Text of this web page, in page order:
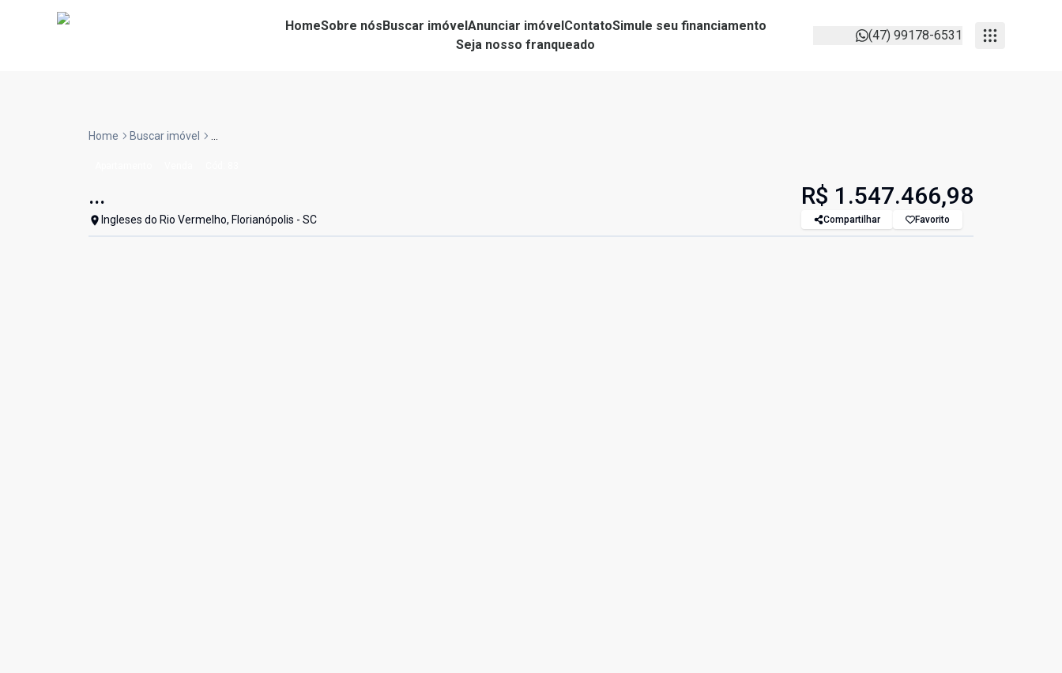
HomeSobre nósBuscar imóvelAnunciar imóvelContatoSimule seu financiamento
Seja nosso franqueado
(47) 99178-6531
Home Buscar imóvel ...
...
Ingleses do Rio Vermelho, Florianópolis - SC
R$ 1.547.466,98
Compartilhar Favorito